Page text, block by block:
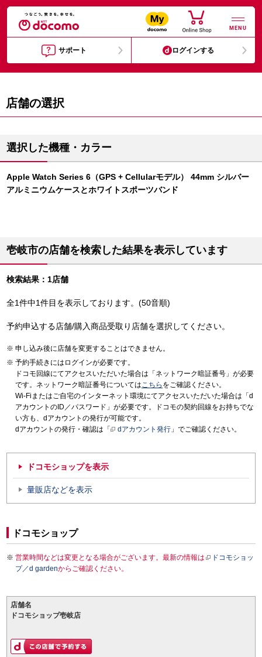
MENU
サポート ログインする
店舗の選択
選択した機種・カラー
Apple Watch Series 6（GPS + Cellularモデル） 44mm シルバー
アルミニウムケースとホワイトスポーツバンド
壱岐市の店舗を検索した結果を表示しています
検索結果：1店舗
全1件中1件目を表示しております。(50音順)
予約申込する店舗/購入商品受取り店舗を選択してください。
申し込み後に店舗を変更することはできません。
予約手続きにはログインが必要です。
ドコモ回線にてアクセスいただいた場合は「ネットワーク暗証番号」が必要
です。ネットワーク暗証番号についてはこちら をご確認ください。
Wi-Fiまたはご自宅のインターネット環境にてアクセスいただいた場合は「d
アカウントのID／パスワード」が必要です。ドコモの契約回線をお持ちでな
い方も、dアカウントの発行が可能です。
dアカウントの発行・確認は「
dアカウント発行 」でご確認ください。
ドコモショップを表示
量販店などを表示
ドコモショップ
営業時間などは変更となる場合がございます。最新の情報は
ドコモショッ
プ／d gardenからご確認ください。
店舗名
ドコモショップ壱岐店